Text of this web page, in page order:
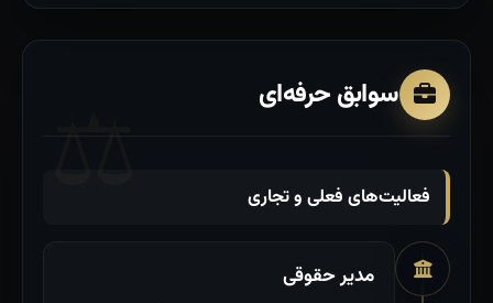
سوابق حرفه‌ای
فعالیت‌های فعلی و تجاری
مدیر حقوقی